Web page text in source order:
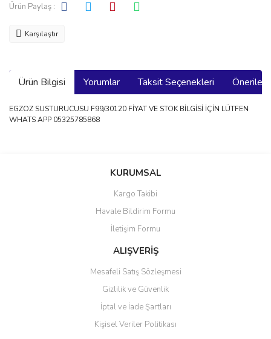
Ürün Paylaş :
Karşılaştır
Ürün Bilgisi Yorumlar Taksit Seçenekleri
EGZOZ SUSTURUCUSU F99/30120 FİYAT VE STOK BİLGİSİ İÇİN LÜTFEN
WHATS APP 05325785868
Bu ürüne ilk yorumu siz yapın!
Ürün resmi kalitesiz, bozuk veya görüntülenemiyor.
Ürün açıklamasında eksik bilgiler bulunuyor.
Ürün bilgilerinde hatalar bulunuyor.
KURUMSAL
Kargo Takibi
Havale Bildirim Formu
İletişim Formu
ALIŞVERİŞ
Mesafeli Satış Sözleşmesi
Gizlilik ve Güvenlik
İptal ve İade Şartları
Kişisel Veriler Politikası